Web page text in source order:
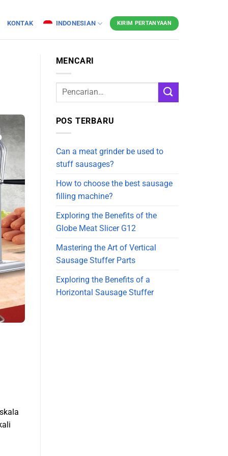
KONTAK INDONESIAN KIRIM PERTANYAAN
MENCARI
POS TERBARU
Can a meat grinder be used to
stuff sausages?
How to choose the best sausage
filling machine?
Exploring the Benefits of the
Globe Meat Slicer G12
Mastering the Art of Vertical
Sausage Stuffer Parts
Exploring the Benefits of a
Horizontal Sausage Stuffer